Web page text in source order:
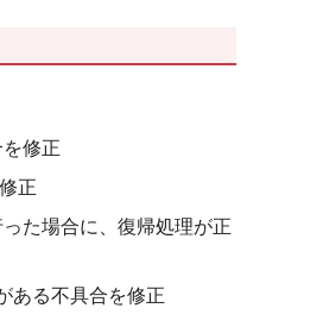
修正
正
た場合に、復帰処理が正
ある不具合を修正